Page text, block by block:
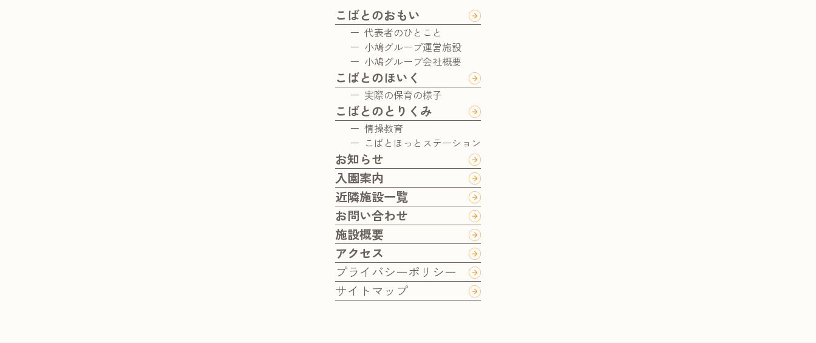
こばとのおもい
代表者のひとこと
小鳩グループ運営施設
小鳩グループ会社概要
こばとのほいく
実際の保育の様子
こばとのとりくみ
情操教育
こばとほっとステーション
お知らせ
入園案内
近隣施設一覧
お問い合わせ
施設概要
アクセス
プライバシーポリシー
サイトマップ